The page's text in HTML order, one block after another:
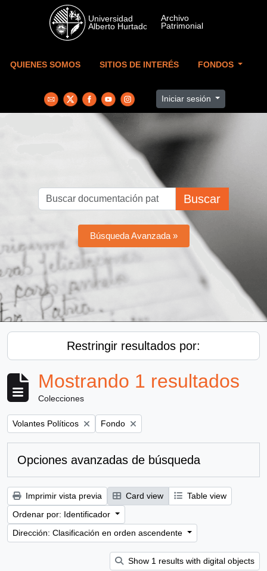
Skip to main content
QUIENES SOMOS SITIOS DE INTERÉS FONDOS
Iniciar sesión
Buscar
Búsqueda Avanzada »
Restringir resultados por:
Mostrando 1 resultados
Colecciones
Remove filter:
Volantes Políticos Remove filter:
Fondo
Opciones avanzadas de búsqueda
Imprimir vista previa Card view
Table view
Ordenar por: Identificador
Dirección: Clasificación en orden ascendente
Show 1 results with digital objects